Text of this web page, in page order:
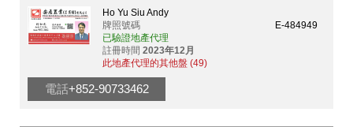
Ho Yu Siu Andy
牌照號碼
E-484949
已驗證地產代理
註冊時間 2023年12月
此地產代理的其他盤 (49)
電話+852-90733462